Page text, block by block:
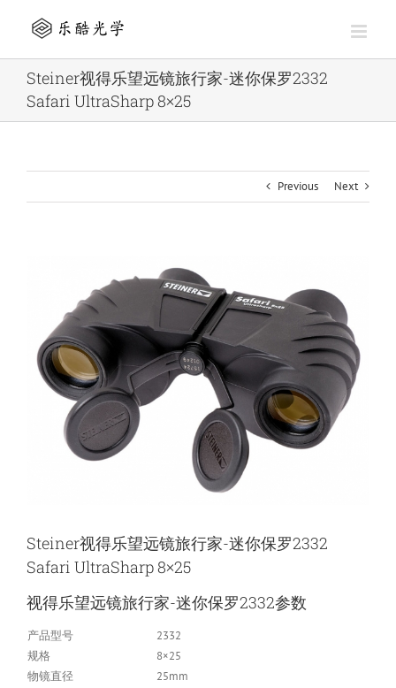
Steiner视得乐望远镜旅行家-迷你保罗2332
Safari UltraSharp 8×25
Previous Next
Steiner视得乐望远镜旅行家-迷你保罗2332
Safari UltraSharp 8×25
视得乐望远镜旅行家-迷你保罗2332参数
产品型号
2332
规格
8×25
物镜直径
25mm